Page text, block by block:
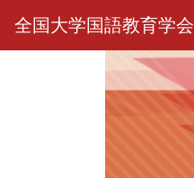
全国大学国語教育学会